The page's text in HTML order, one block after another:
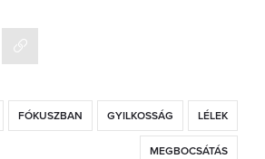
FÓKUSZBAN GYILKOSSÁG LÉLEK
MEGBOCSÁTÁS